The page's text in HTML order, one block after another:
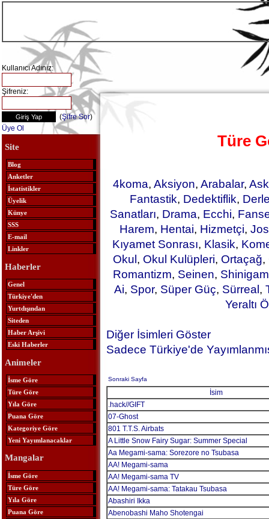
Kullanıcı Adınız:
Şifreniz:
(Şifre Sor)
Üye Ol
Site
Blog
Anketler
İstatistikler
Üyelik
Künye
SSS
E-mail
Linkler
Haberler
Genel
Türkiye'den
Yurtdışından
Siteden
Haber Arşivi
Eski Haberler
Animeler
İsme Göre
Türe Göre
Yıla Göre
Puana Göre
Kategoriye Göre
Yeni Yayımlanacaklar
Mangalar
İsme Göre
Türe Göre
Yıla Göre
Puana Göre
Türe
4koma, Aksiyon, Arabalar,
Fantastik, Dedektiflik,
Sanatları, Drama, Ecchi,
Harem, Hentai, Hizmetçi,
Kıyamet Sonrası, Klasik,
Okul , Okul Kulüpleri, Ortaçağ,
Romantizm, Seinen,
Ai, Spor, Süper Güç, Sürreal ,
Yeraltı
Diğer İsimleri Göster
Sadece Türkiye'de
Sonraki Sayfa
İsim
.hack//GIFT
07-Ghost
801 T.T.S. Airbats
A Little Snow Fairy Sugar: Summer Special
Aa Megami-sama: Sorezore no Tsubasa
AA! Megami-sama
AA! Megami-sama TV
AA! Megami-sama: Tatakau Tsubasa
Abashiri Ikka
Abenobashi Maho Shotengai